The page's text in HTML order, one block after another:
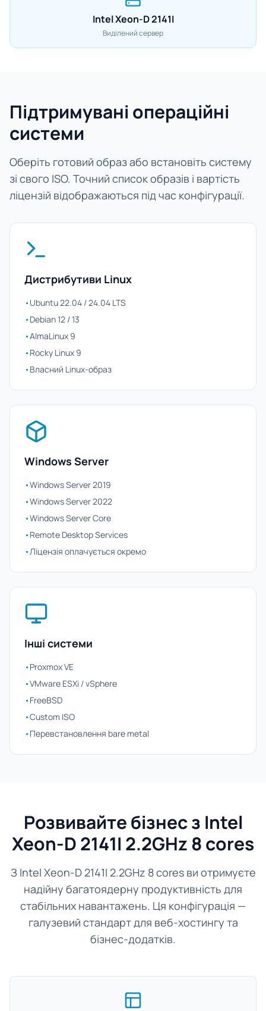
Intel Xeon-D 2141I
Виділений сервер
Підтримувані операційні
системи
Оберіть готовий образ або встановіть систему
зі свого ISO. Точний список образів і вартість
ліцензій відображаються під час конфігурації.
Дистрибутиви Linux
•Ubuntu 22.04 / 24.04 LTS
•Debian 12 / 13
•AlmaLinux 9
•Rocky Linux 9
•Власний Linux-образ
Windows Server
•Windows Server 2019
•Windows Server 2022
•Windows Server Core
•Remote Desktop Services
•Ліцензія оплачується окремо
Інші системи
•Proxmox VE
•VMware ESXi / vSphere
•FreeBSD
•Custom ISO
•Перевстановлення bare metal
Розвивайте бізнес з Intel
Xeon-D 2141I 2.2GHz 8 cores
З Intel Xeon-D 2141I 2.2GHz 8 cores ви отримуєте
надійну багатоядерну продуктивність для
стабільних навантажень. Ця конфігурація —
галузевий стандарт для веб-хостингу та
бізнес-додатків.